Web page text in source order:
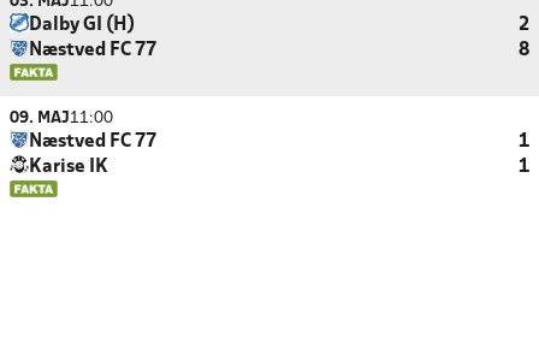
Dalby GI (H)
2
Næstved FC 77
8
09. MAJ11:00
Næstved FC 77
1
Karise IK
1